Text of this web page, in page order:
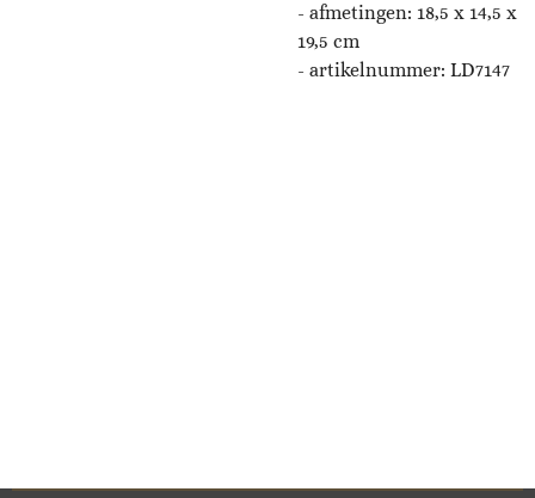
- afmetingen: 18,5 x 14,5 x
19,5 cm
- artikelnummer: LD7147